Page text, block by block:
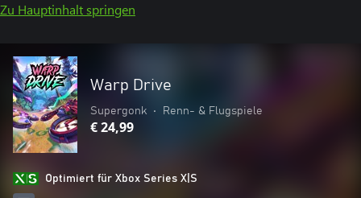
Zu Hauptinhalt springen
Warp Drive
Supergonk • Renn- & Flugspiele
€ 24,99
Optimiert für Xbox Series X|S